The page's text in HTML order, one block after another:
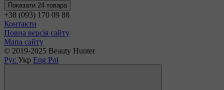
Показати 24 товара
+38 (093) 170 09 88
Контакти
Повна версія сайту
Мапа сайту
© 2019-2025 Beauty Hunter
Рус Укр Eng Pol